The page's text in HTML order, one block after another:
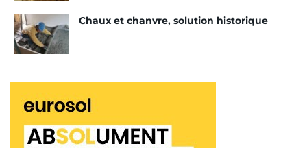
Chaux et chanvre, solution historique